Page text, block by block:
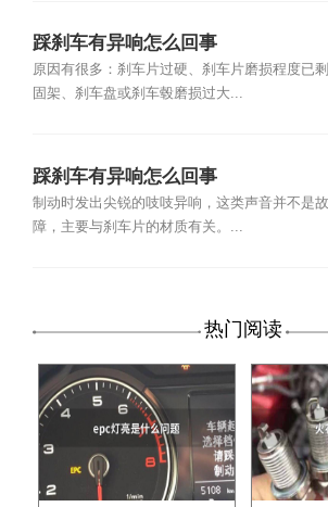
踩刹车有异响怎么回事
原因有很多：刹车片过硬、刹车片磨损程度已剩
固架、刹车盘或刹车毂磨损过大...
踩刹车有异响怎么回事
制动时发出尖锐的吱吱异响，这类声音并不是故
障，主要与刹车片的材质有关。...
热门阅读